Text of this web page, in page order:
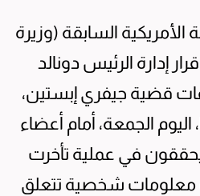
السابقة (وزيرة
إدارة الرئيس دونالد
قضية جيفري إبستين،
الجمعة، أمام أعضاء
في عملية تأخرت
شخصية تتعلق